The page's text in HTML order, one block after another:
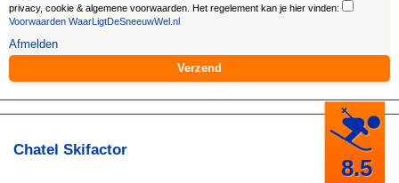
Chatel Skifactor
8.5
privacy, cookie & algemene voorwaarden. Het regelement kan je hier vinden:
Voorwaarden WaarLigtDeSneeuwWel.nl
Afmelden